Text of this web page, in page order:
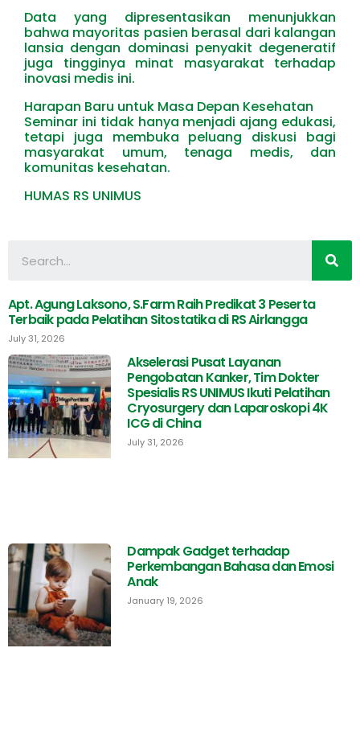
Data yang dipresentasikan menunjukkan
bahwa mayoritas pasien berasal dari kalangan
lansia dengan dominasi penyakit degeneratif
juga tingginya minat masyarakat terhadap
inovasi medis ini.
Harapan Baru untuk Masa Depan Kesehatan
Seminar ini tidak hanya menjadi ajang edukasi,
tetapi juga membuka peluang diskusi bagi
masyarakat umum, tenaga medis, dan
komunitas kesehatan.
HUMAS RS UNIMUS
Apt. Agung Laksono, S.Farm Raih Predikat 3 Peserta
Terbaik pada Pelatihan Sitostatika di RS Airlangga
July 31, 2026
Akselerasi Pusat Layanan
Pengobatan Kanker, Tim Dokter
Spesialis RS UNIMUS Ikuti Pelatihan
Cryosurgery dan Laparoskopi 4K
ICG di China
July 31, 2026
Dampak Gadget terhadap
Perkembangan Bahasa dan Emosi
Anak
January 19, 2026